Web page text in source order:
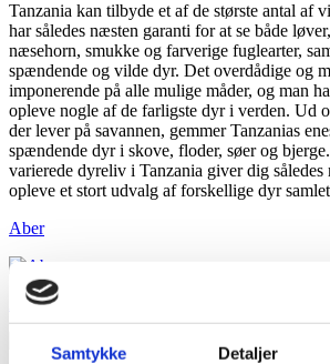
Samtykke Detaljer
Tanzania kan tilbyde et af de største antal af
har således næsten garanti for at se både
næsehorn, smukke og farverige fuglearter,
spændende og vilde dyr. Det overdådige og
imponerende på alle mulige måder, og man
opleve nogle af de farligste dyr i verden. Ud
der lever på savannen, gemmer Tanzanias
spændende dyr i skove, floder, søer og
varierede dyreliv i Tanzania giver dig
opleve et stort udvalg af forskellige dyr
Aber
Ådselsædere